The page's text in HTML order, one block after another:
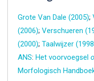
Grote Van Dale (2005);
(2006); Verschueren
(2000); Taalwijzer
ANS: Het voorvoegsel
Morfologisch